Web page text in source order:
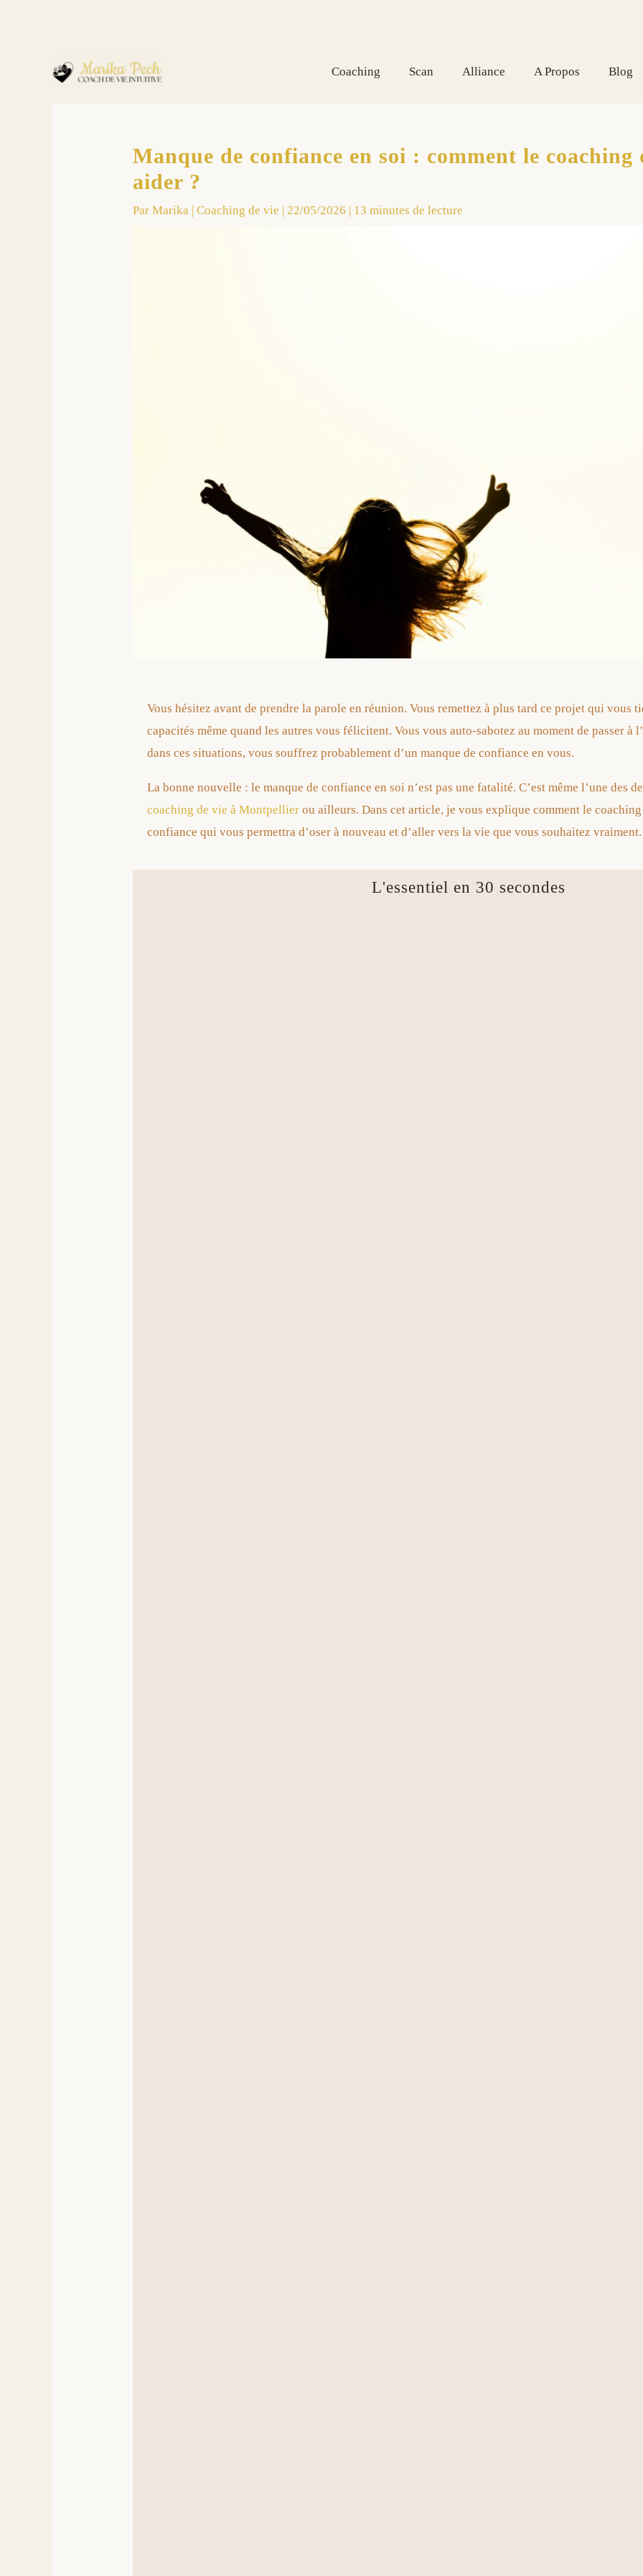
Coaching
Scan Alliance A Propos Blog
Manque de confiance en soi : comment le coaching
aider ?
ParMarika |Coaching de vie | 22/05/2026 | 13 minutes de lecture
Vous hésitez avant de prendre la parole en réunion. Vous remettez à plus tard ce projet qui vous
capacités même quand les autres vous félicitent. Vous vous auto-sabotez au moment de passer à
dans ces situations, vous souffrez probablement d’un manque de confiance en vous.
La bonne nouvelle : le manque de confiance en soi n’est pas une fatalité. C’est même l’une des
coaching de vie à Montpellier ou ailleurs. Dans cet article, je vous explique comment le
confiance qui vous permettra d’oser à nouveau et d’aller vers la vie que vous souhaitez vraiment.
L'essentiel en 30 secondes